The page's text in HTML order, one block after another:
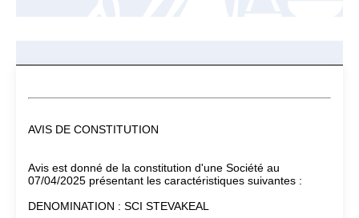
AVIS DE CONSTITUTION
Avis est donné de la constitution d'une Société au
07/04/2025 présentant les caractéristiques suivantes :
DENOMINATION : SCI STEVAKEAL